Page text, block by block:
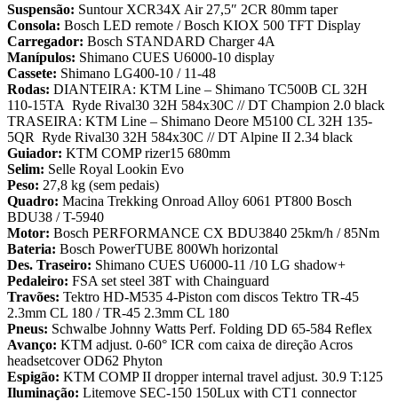
Suspensão: Suntour XCR34X Air 27,5″ 2CR 80mm taper
Consola: Bosch LED remote / Bosch KIOX 500 TFT Display
Carregador: Bosch STANDARD Charger 4A
Manípulos: Shimano CUES U6000-10 display
Cassete: Shimano LG400-10 / 11-48
Rodas: DIANTEIRA: KTM Line – Shimano TC500B CL 32H
110-15TA Ryde Rival30 32H 584x30C // DT Champion 2.0 black
TRASEIRA: KTM Line – Shimano Deore M5100 CL 32H 135-
5QR Ryde Rival30 32H 584x30C // DT Alpine II 2.34 black
Guiador: KTM COMP rizer15 680mm
Selim: Selle Royal Lookin Evo
Peso: 27,8 kg (sem pedais)
Quadro: Macina Trekking Onroad Alloy 6061 PT800 Bosch
BDU38 / T-5940
Motor: Bosch PERFORMANCE CX BDU3840 25km/h / 85Nm
Bateria: Bosch PowerTUBE 800Wh horizontal
Des. Traseiro: Shimano CUES U6000-11 /10 LG shadow+
Pedaleiro: FSA set steel 38T with Chainguard
Travões: Tektro HD-M535 4-Piston com discos Tektro TR-45
2.3mm CL 180 / TR-45 2.3mm CL 180
Pneus: Schwalbe Johnny Watts Perf. Folding DD 65-584 Reflex
Avanço: KTM adjust. 0-60° ICR com caixa de direção Acros
headsetcover OD62 Phyton
Espigão: KTM COMP II dropper internal travel adjust. 30.9 T:125
Iluminação: Litemove SEC-150 150Lux with CT1 connector